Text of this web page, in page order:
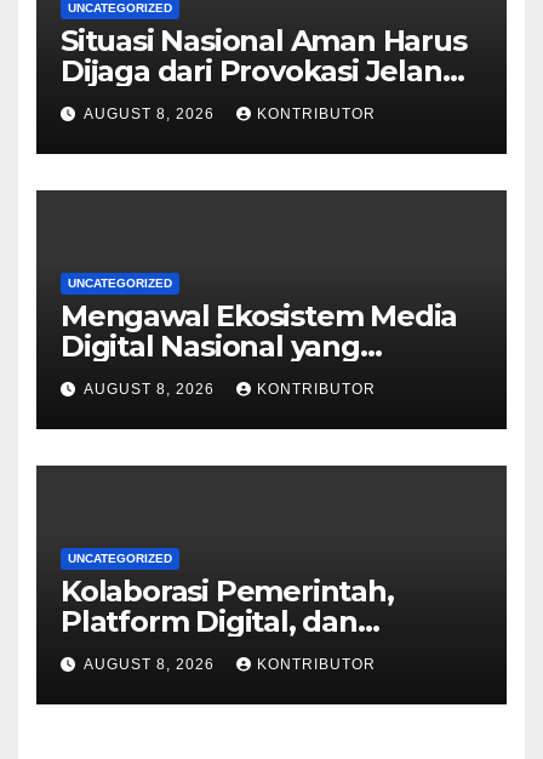
UNCATEGORIZED
Situasi Nasional Aman Harus
Dijaga dari Provokasi Jelang
HUT ke-81 RI
AUGUST 8, 2026 KONTRIBUTOR
UNCATEGORIZED
Mengawal Ekosistem Media
Digital Nasional yang
Tangguh Hadapi Disrupsi AI
AUGUST 8, 2026 KONTRIBUTOR
UNCATEGORIZED
Kolaborasi Pemerintah,
Platform Digital, dan
Perusahaan Pers Hadapi
Disrupsi
AUGUST 8, 2026 KONTRIBUTOR